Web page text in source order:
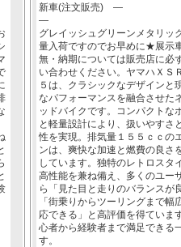
新車(注文販売) ―
―
グレイッシュグリーンメタリ
量入荷ですのでお早めに★展示
無・納期については販売店に必
い合わせください。ヤマハＸＳ
５は、クラシックなデザインと
なパフォーマンスを融合させた
ッドバイクです。コンパクトな
と軽量設計により、扱いやすさ
性を実現。排気量１５５ｃｃの
ンは、爽快な加速と燃費の良さ
しています。独特のレトロスタ
高性能を兼ね備え、多くのユー
ら「見た目と走りのバランスが
「街乗りからツーリングまで幅
応できる」と高評価を得ていま
心者から経験者まで満足できる
す。